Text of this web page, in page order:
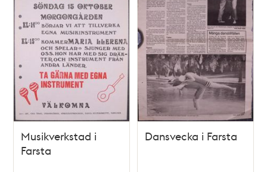
Musikverkstad i
Farsta
Dansvecka i Farsta